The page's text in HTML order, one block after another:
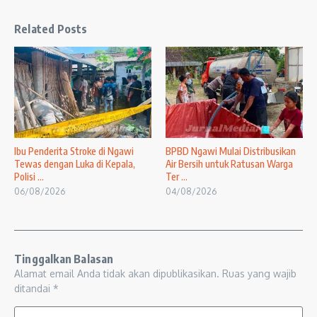
Related Posts
Ibu Penderita Stroke di Ngawi
Tewas dengan Luka di Kepala,
Polisi ...
06/08/2026
BPBD Ngawi Mulai Distribusikan
Air Bersih untuk Ratusan Warga
Ter ...
04/08/2026
Tinggalkan Balasan
Alamat email Anda tidak akan dipublikasikan. Ruas yang wajib
ditandai *